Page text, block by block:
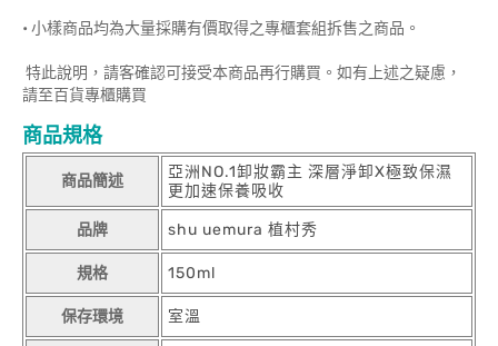
• 小樣商品均為大量採購有價取得之專櫃套組拆售之商品。
特此說明，請客確認可接受本商品再行購買。如有上述之疑慮，
請至百貨專櫃購買
商品規格
商品簡述
亞洲NO.1卸妝霸主 深層淨卸X極致保濕
更加速保養吸收
品牌 shu uemura 植村秀
規格 150ml
保存環境 室溫